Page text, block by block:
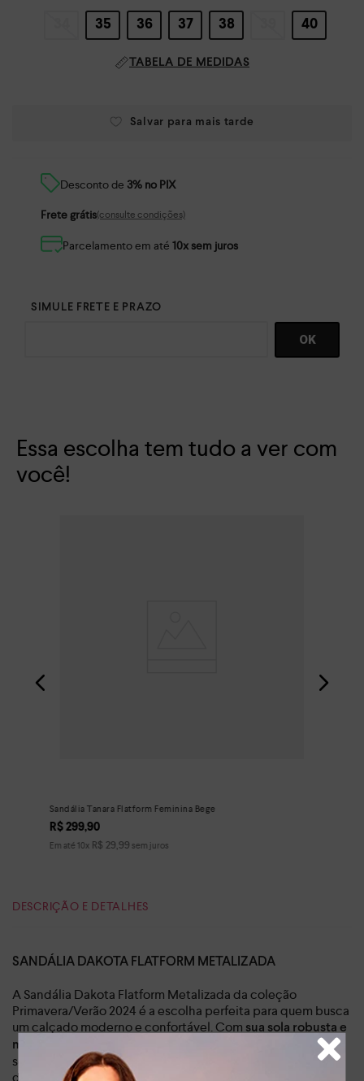
35 36 37 38 40
TABELA DE MEDIDAS
Desconto de 3% no PIX
Frete grátis(consulte condições)
Parcelamento em até 10x sem juros
Essa escolha tem tudo a ver com
você!
Sandália Tanara Flatform Feminina Bege
R$ 299,90
Em até 10x R$ 29,99 sem juros
DESCRIÇÃO E DETALHES
SANDÁLIA DAKOTA FLATFORM METALIZADA
A Sandália Dakota Flatform Metalizada da coleção
Primavera/Verão 2024 é a escolha perfeita para quem busca
um calçado moderno e confortável. Com sua sola robusta e
macia de 3,5 cm
seguro, ideal para o dia a dia. O design minimalista, com
detalhes metalizados, confere um toque de sofisticação e